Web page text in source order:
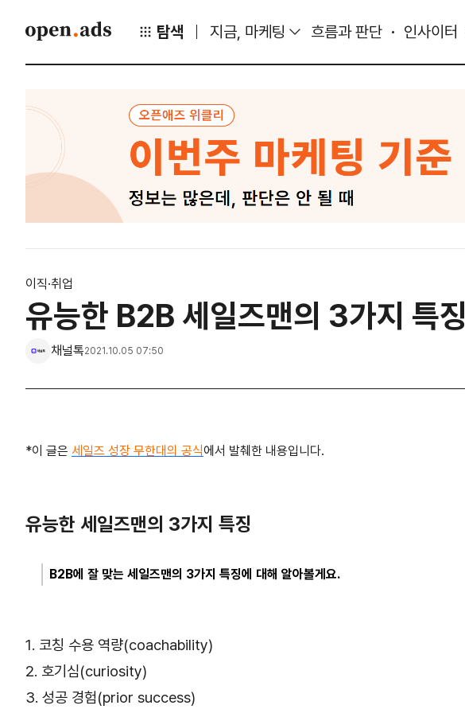
탐색 지금, 마케팅 흐름과 판단 인사이터
이직·취업
유능한 B2B 세일즈맨의 3가지 특징
채널톡2021.10.05 07:50
*이 글은 세일즈 성장 무한대의 공식에서 발췌한 내용입니다.
유능한 세일즈맨의 3가지 특징
B2B에 잘 맞는 세일즈맨의 3가지 특징에 대해 알아볼게요.
1. 코칭 수용 역량(coachability)
2. 호기심(curiosity)
3. 성공 경험(prior success)